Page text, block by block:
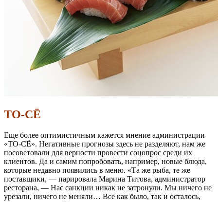
ТО-СЁ
Еще более оптимистичным кажется мнение администрации
«ТО-СЁ». Негативные прогнозы здесь не разделяют, нам же
посоветовали для верности провести соцопрос среди их
клиентов. Да и самим попробовать, например, новые блюда,
которые недавно появились в меню. «Та же рыба, те же
поставщики, — парировала Марина Титова, администратор
ресторана, — Нас санкции никак не затронули. Мы ничего не
урезали, ничего не меняли… Все как было, так и осталось,